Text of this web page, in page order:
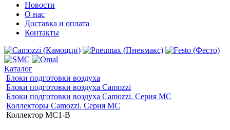
Новости
О нас
Доставка и оплата
Контакты
Каталог
Блоки подготовки воздуха
Блоки подготовки воздуха Camozzi
Блоки подготовки воздуха Camozzi. Серия МС
Коллекторы Camozzi. Серия MC
Коллектор MC1-B